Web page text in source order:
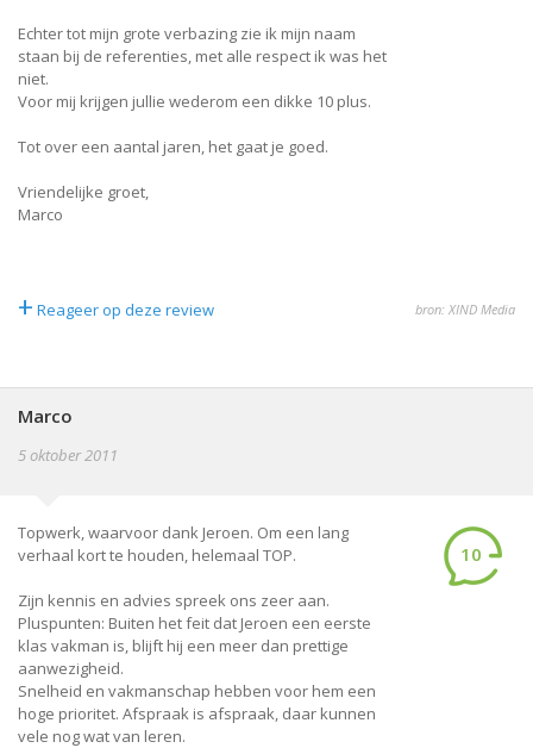
Echter tot mijn grote verbazing zie ik mijn naam
staan bij de referenties, met alle respect ik was het
niet.
Voor mij krijgen jullie wederom een dikke 10 plus.
Tot over een aantal jaren, het gaat je goed.
Vriendelijke groet,
Marco
+ Reageer op deze review bron: XIND Media
Marco
5 oktober 2011
Topwerk, waarvoor dank Jeroen. Om een lang
verhaal kort te houden, helemaal TOP.
Zijn kennis en advies spreek ons zeer aan.
Pluspunten: Buiten het feit dat Jeroen een eerste
klas vakman is, blijft hij een meer dan prettige
aanwezigheid.
Snelheid en vakmanschap hebben voor hem een
hoge prioritet. Afspraak is afspraak, daar kunnen
vele nog wat van leren.
10